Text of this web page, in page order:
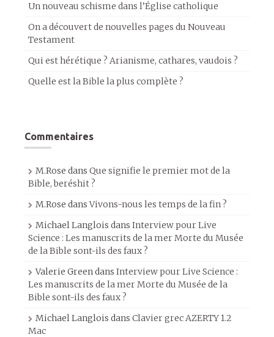
Un nouveau schisme dans l’Église catholique
On a découvert de nouvelles pages du Nouveau
Testament
Qui est hérétique ? Arianisme, cathares, vaudois ?
Quelle est la Bible la plus complète ?
Commentaires
M.Rose dans Que signifie le premier mot de la
Bible, beréshit ?
M.Rose dansVivons-nous les temps de la fin ?
Michael Langlois dans Interview pour Live
Science : Les manuscrits de la mer Morte du Musée
de la Bible sont-ils des faux ?
Valerie Greendans Interview pour Live Science :
Les manuscrits de la mer Morte du Musée de la
Bible sont-ils des faux ?
Michael Langlois dans Clavier grec AZERTY 1.2
Mac